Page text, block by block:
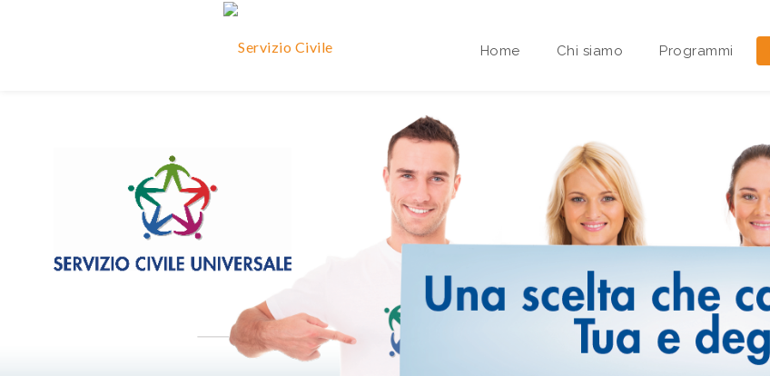
Home Chi siamo
Area riservata Sedi Territoriali
Programmi